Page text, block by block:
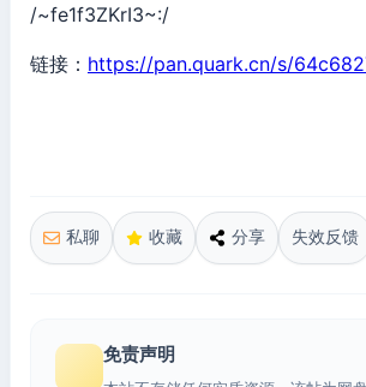
/~fe1f3ZKrI3~:/
链接： https://pan.quark.cn/s/
私聊 收藏 分享 失效反馈
免责声明